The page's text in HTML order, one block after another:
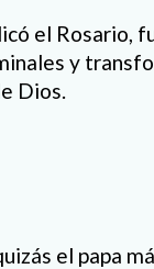
el Rosario,
y
Dios.
el papa